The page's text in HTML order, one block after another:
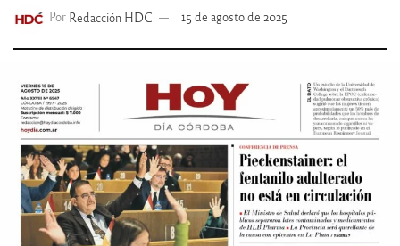
Por Redacción HDC 15 de agosto de 2025